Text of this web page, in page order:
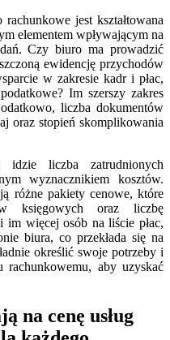
jest kształtowana
elementem wpływającym na
Czy biuro ma prowadzić
ewidencję przychodów
w zakresie kadr i płac,
Im szerszy zakres
liczba dokumentów
oraz stopień skomplikowania
liczba zatrudnionych
wyznacznikiem kosztów.
różne pakiety cenowe, które
księgowych oraz liczbę
więcej osób na liście płac,
biura, co przekłada się na
określić swoje potrzeby i
rachunkowemu, aby uzyskać
na cenę usług